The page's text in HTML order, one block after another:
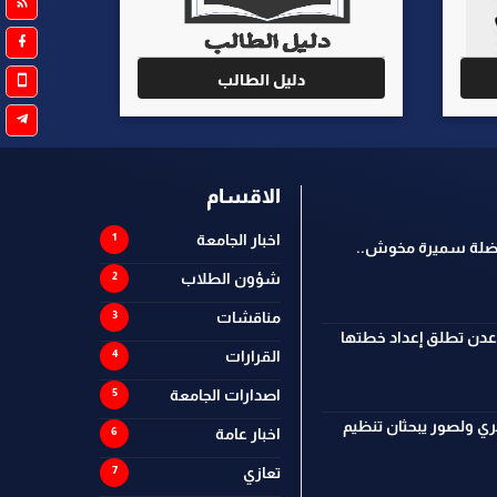
دليل الطالب
سميرة مخوش..
عدن تطلق إعداد خطتها
ولصور يبحثان تنظيم
الاقسام
اخبار الجامعة
شؤون الطلاب
مناقشات
القرارات
اصدارات الجامعة
اخبار عامة
تعازي